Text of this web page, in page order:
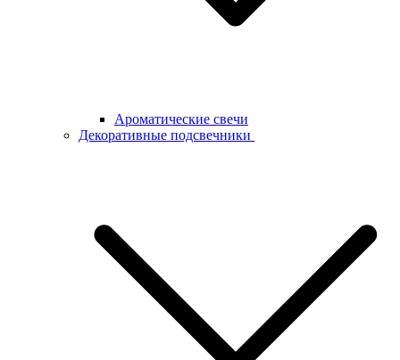
Ароматические свечи
Декоративные подсвечники